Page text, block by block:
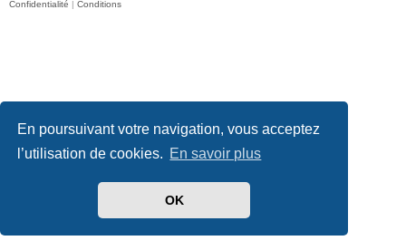
En poursuivant votre navigation, vous acceptez
l’utilisation de cookies. En savoir plus
OK
Confidentialité | Conditions